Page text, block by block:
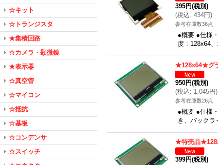
☆キット
☆トランジスタ
★集積回路
☆カメラ・顕微鏡
★表示器
☆真空管
☆マイコン
☆抵抗
☆基板
☆コンデンサ
☆スイッチ
395円(税別)
(税込: 434円)
参考在庫数36点
●概要 ●仕様
度：128x64
★128x64★グ
950円(税別)
(税込: 1,045円)
参考在庫数26点
●概要 ●仕様
き、バック
★特売品
399円(税別)